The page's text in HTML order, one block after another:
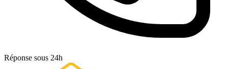
Réponse sous 24h